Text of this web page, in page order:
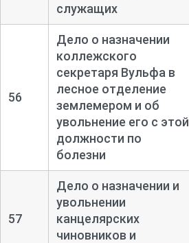
служащих
56
Дело о назначении
коллежского
секретаря Вульфа в
лесное отделение
землемером и об
увольнение его с этой
должности по
болезни
57
Дело о назначении и
увольнении
канцелярских
чиновников и